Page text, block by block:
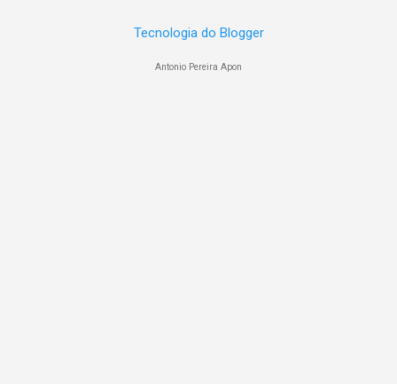
Tecnologia do Blogger
Antonio Pereira Apon